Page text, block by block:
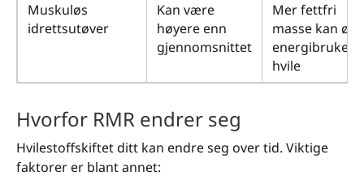
Muskuløs
idrettsutøver
Kan være
høyere enn
gjennomsnittet
Mer fettfri
masse kan øke
energibruken i
hvile
Hvorfor RMR endrer seg
Hvilestoffskiftet ditt kan endre seg over tid. Viktige
faktorer er blant annet: